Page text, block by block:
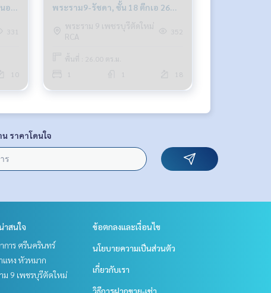
น
10
พระราม9-รัชดา, ชั้น 18 ตึกเอ 26
ตรม. 11,000.-/เดือน 064-959-8900
พระราม 9 เพชรบุรีตัดใหม่
RCA
352
พื้นที่ : 26.00 ตร.ม.
18
ราคาโดนใจ
าสนใจ
าร ศรีนครินทร์
แหง หัวหมาก
ม 9 เพชรบุรีตัดใหม่
ข้อตกลงและเงื่อนไข
นโยบายความเป็นส่วนตัว
เกี่ยวกับเรา
วิธีการฝากขาย-เช่า